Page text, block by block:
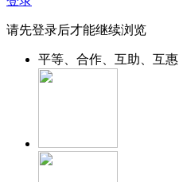
请先登录后才能继续浏览
平等、合作、互助、互惠